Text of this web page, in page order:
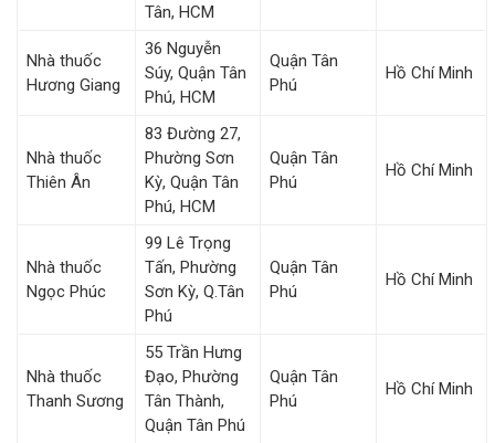
Tân, HCM
Nhà thuốc
Hương Giang
36 Nguyễn
Súy, Quận Tân
Phú, HCM
Quận Tân
Phú
Hồ Chí Minh
Nhà thuốc
Thiên Ân
83 Đường 27,
Phường Sơn
Kỳ, Quận Tân
Phú, HCM
Quận Tân
Phú
Hồ Chí Minh
Nhà thuốc
Ngọc Phúc
99 Lê Trọng
Tấn, Phường
Sơn Kỳ, Q.Tân
Phú
Quận Tân
Phú
Hồ Chí Minh
Nhà thuốc
Thanh Sương
55 Trần Hưng
Đạo, Phường
Tân Thành,
Quận Tân Phú
Quận Tân
Phú
Hồ Chí Minh